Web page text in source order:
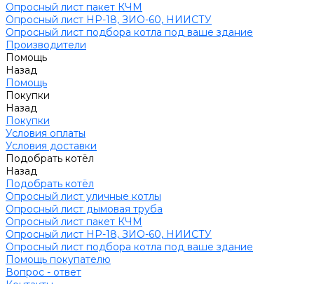
Опросный лист пакет КЧМ
Опросный лист НР-18, ЗИО-60, НИИСТУ
Опросный лист подбора котла под ваше здание
Производители
Помощь
Назад
Помощь
Покупки
Назад
Покупки
Условия оплаты
Условия доставки
Подобрать котёл
Назад
Подобрать котёл
Опросный лист уличные котлы
Опросный лист дымовая труба
Опросный лист пакет КЧМ
Опросный лист НР-18, ЗИО-60, НИИСТУ
Опросный лист подбора котла под ваше здание
Помощь покупателю
Вопрос - ответ